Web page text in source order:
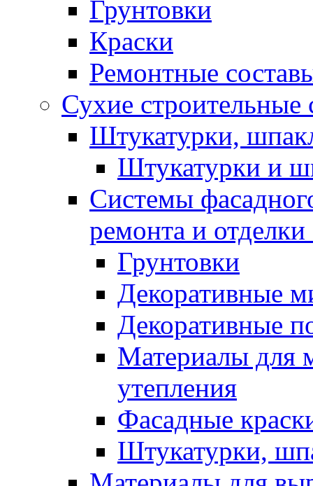
Грунтовки
Краски
Ремонтные
Сухие
Штукатурки,
Штукатурки и
Системы
ремонта и отделки
Грунтовки
Декоративные
Декоративные
Материалы для
утепления
Фасадные
Штукатурки,